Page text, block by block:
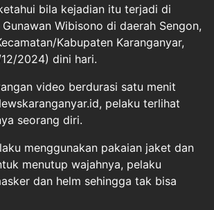
bila kejadian itu terjadi di
Wibisono di daerah Sengon,
Kabupaten Karanganyar,
2024) dini hari.
video berdurasi satu menit
pelaku terlihat
seorang diri.
menggunakan pakaian jaket dan
menutup wajahnya, pelaku
dan helm sehingga tak bisa